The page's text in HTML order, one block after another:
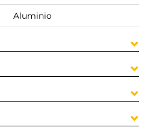
Aluminio